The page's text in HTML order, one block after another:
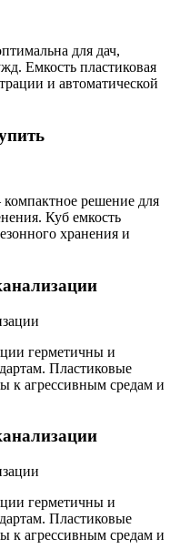
для дач,
Емкость пластиковая
и автоматической
решение для
Куб емкость
хранения и
герметичны и
Пластиковые
к агрессивным средам и
герметичны и
Пластиковые
к агрессивным средам и